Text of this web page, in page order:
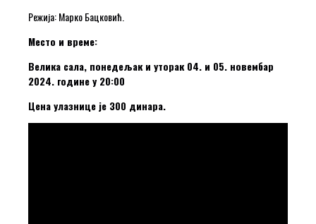
Режија: Марко Бацковић.
Место и време:
Велика сала, понедељак и уторак 04. и 05. новембар
2024. године у 20:00
Цена улазнице је 300 динара.